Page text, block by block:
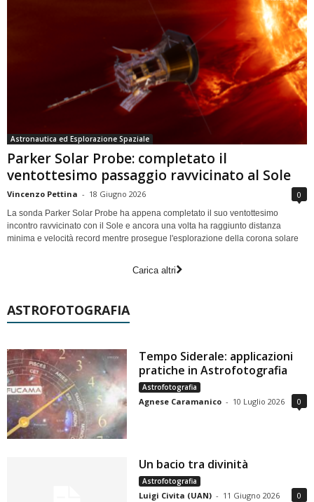
Astronautica ed Esplorazione Spaziale
Parker Solar Probe: completato il
ventottesimo passaggio ravvicinato al Sole
Vincenzo Pettina - 18 Giugno 2026 0
La sonda Parker Solar Probe ha appena completato il suo ventottesimo
incontro ravvicinato con il Sole e ancora una volta ha raggiunto distanza
minima e velocità record mentre prosegue l'esplorazione della corona solare
Carica altri
ASTROFOTOGRAFIA
Tempo Siderale: applicazioni
pratiche in Astrofotografia
Astrofotografia
Agnese Caramanico - 10 Luglio 2026 0
Un bacio tra divinità
Astrofotografia
Luigi Civita (UAN) - 11 Giugno 2026 0